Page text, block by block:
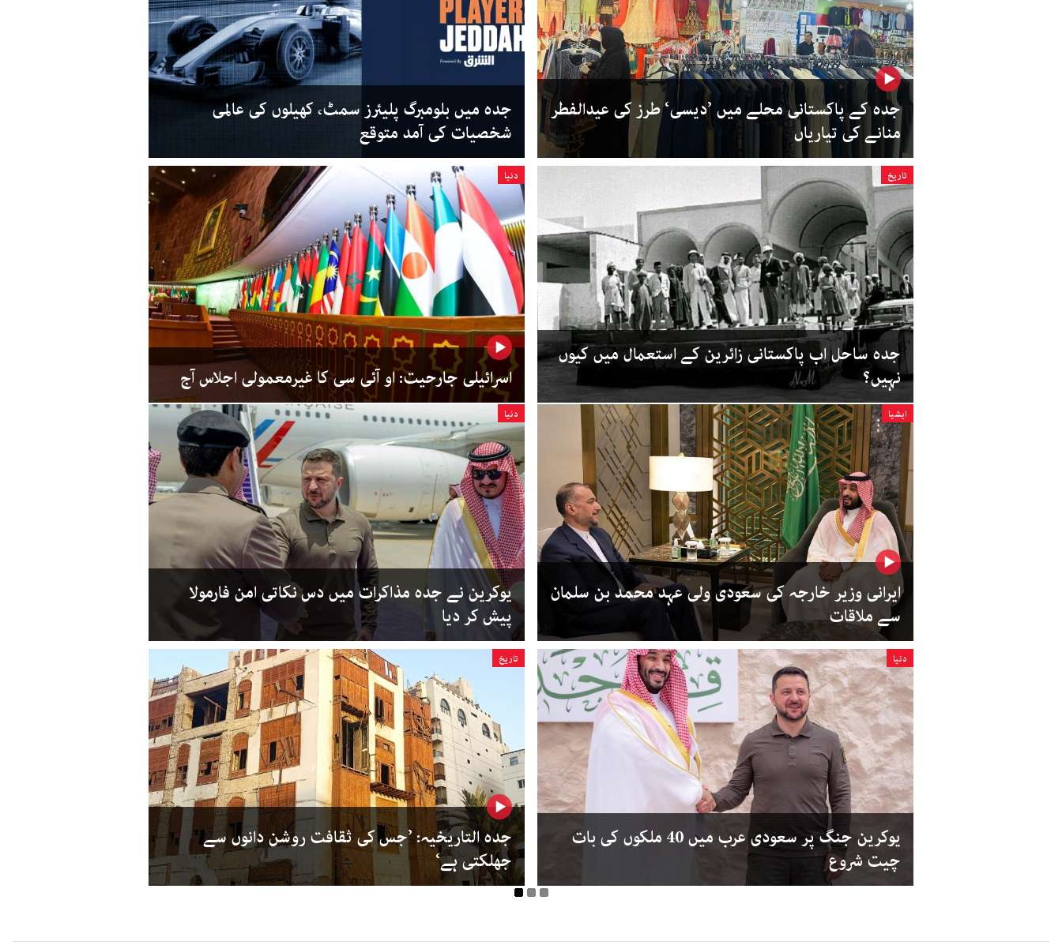
جدہ کے پاکستانی محلے میں ’دیسی‘ طرز کی عیدالفطر
منانے کی تیاریاں
جدہ میں بلومبرگ پلیئرز سمٹ، کھیلوں کی عالمی
شخصیات کی آمد متوقع
تاریخ
جدہ ساحل اب پاکستانی زائرین کے استعمال میں کیوں
نہیں؟
دنیا
اسرائیلی جارحیت: او آئی سی کا غیرمعمولی اجلاس آج
ایشیا
ایرانی وزیر خارجہ کی سعودی ولی عہد محمد بن سلمان
سے ملاقات
دنیا
یوکرین نے جدہ مذاکرات میں دس نکاتی امن فارمولا
پیش کر دیا
دنیا
یوکرین جنگ پر سعودی عرب میں 40 ملکوں کی بات
چیت شروع
تاریخ
جدہ التاریخیہ: ’جس کی ثقافت روشن دانوں سے
جھلکتی ہے‘